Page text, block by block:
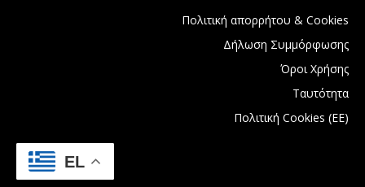
Πολιτική απορρήτου & Cookies
Δήλωση Συμμόρφωσης
Όροι Χρήσης
Ταυτότητα
Πολιτική Cookies (ΕΕ)
EL